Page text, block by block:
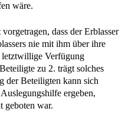
wäre.
dass der Erblasser
nie mit ihm über ihre
letztwillige Verfügung
zu 2. trägt solches
der Beteiligten kann sich
ergeben,
geboten war.